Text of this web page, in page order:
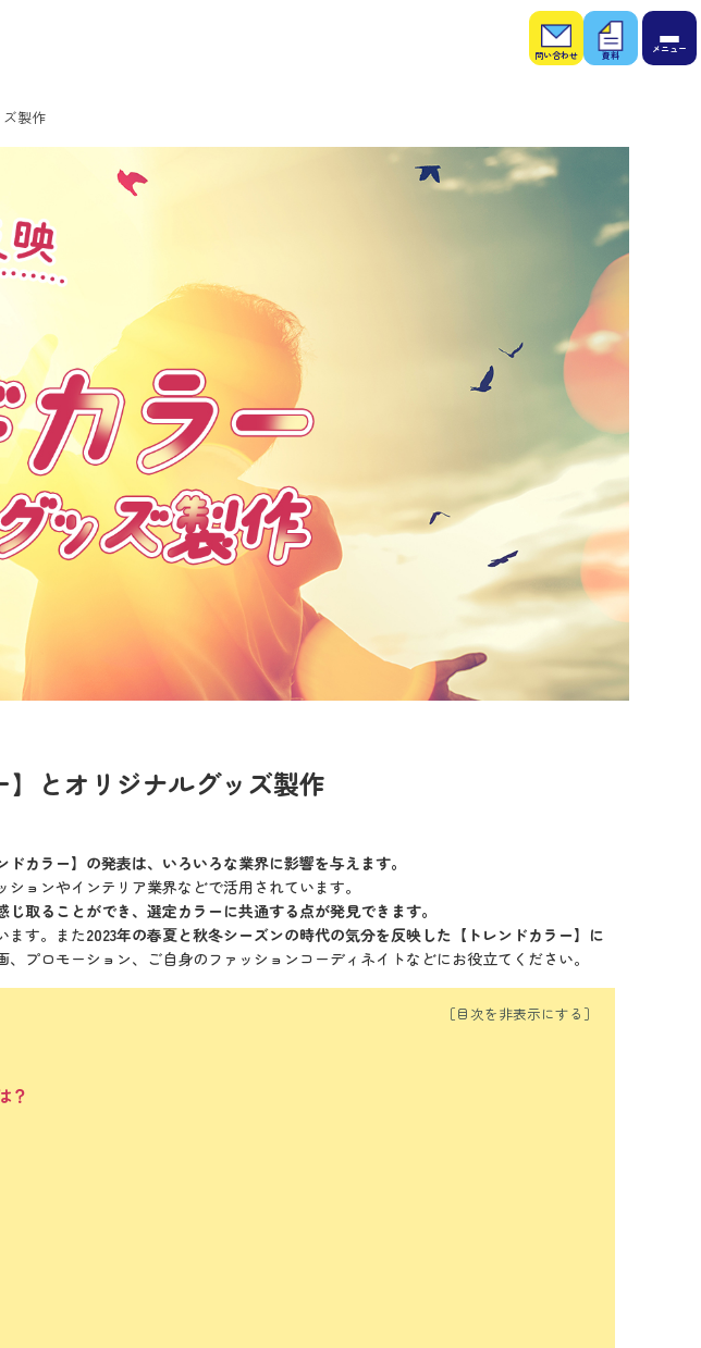
お問
い合
わせ
お役
立ち
資料
製作
】とオリジナルグッズ製作
カラー】の発表は、いろいろな業界に影響を与えます。
ョンやインテリア業界などで活用されています。
取ることができ、選定カラーに共通する点が発見できます。
ます。また2023年の春夏と秋冬シーズンの時代の気分を反映した【トレンドカラー】に
、プロモーション、ご自身のファッションコーディネイトなどにお役立てください。
？